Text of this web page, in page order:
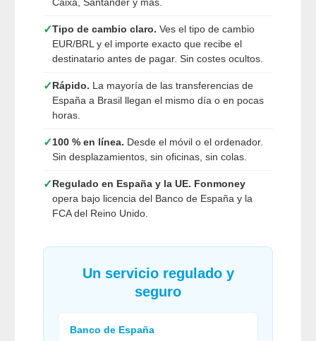
Caixa, Santander y más.
✓Tipo de cambio claro. Ves el tipo de cambio
EUR/BRL y el importe exacto que recibe el
destinatario antes de pagar. Sin costes ocultos.
✓Rápido. La mayoría de las transferencias de
España a Brasil llegan el mismo día o en pocas
horas.
✓100 % en línea. Desde el móvil o el ordenador.
Sin desplazamientos, sin oficinas, sin colas.
✓Regulado en España y la UE. Fonmoney
opera bajo licencia del Banco de España y la
FCA del Reino Unido.
Un servicio regulado y
seguro
Banco de España